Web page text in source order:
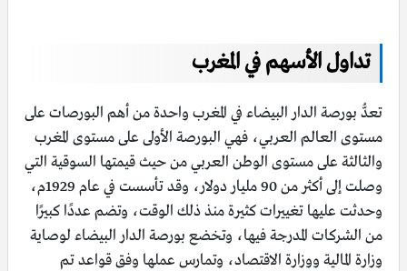
تداول الأسهم في المغرب
تعدُّ بورصة الدار البيضاء في المغرب واحدة من أهم البورصات على
مستوى العالم العربي، فهي البورصة الأولى على مستوى المغرب
والثالثة على مستوى الوطن العربي من حيث قيمتها السوقية التي
وصلت إلى أكثر من 90 مليار دولار، وقد تأسست في عام 1929م،
وحدثت عليها تغييرات كثيرة منذ ذلك الوقت، وتضم عددًا كبيرًا
من الشركات المدرجة فيها، وتخضع بورصة الدار البيضاء لوصاية
وزارة المالية ووزارة الاقتصاد، وتمارس عملها وفق قواعد تم